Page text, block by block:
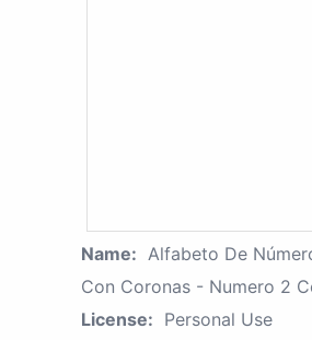
Name: Alfabeto De
Con Coronas - Numero 2
License: Personal Use